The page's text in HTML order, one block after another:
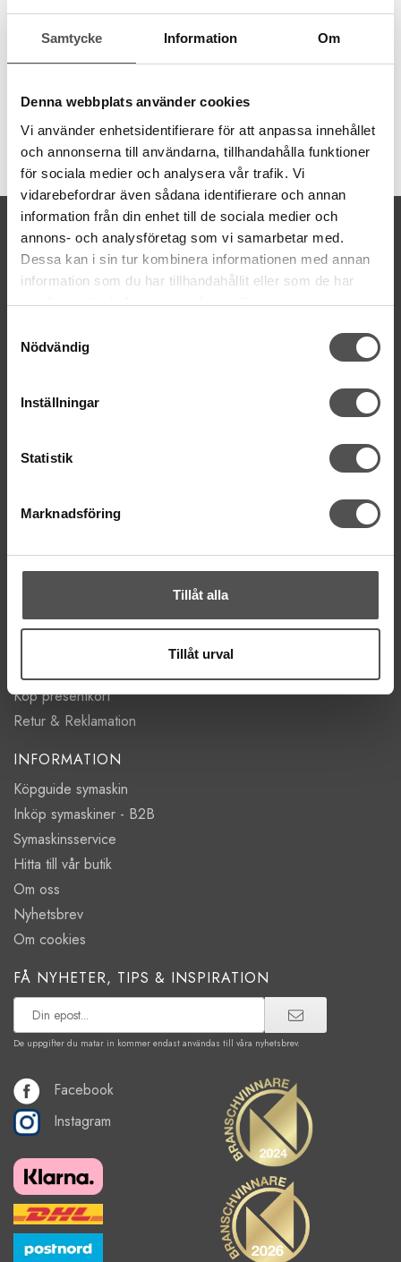
Samtycke Information Om
Denna webbplats använder cookies
Vi använder enhetsidentifierare för att anpassa innehållet
och annonserna till användarna, tillhandahålla funktioner
för sociala medier och analysera vår trafik. Vi
vidarebefordrar även sådana identifierare och annan
information från din enhet till de sociala medier och
annons- och analysföretag som vi samarbetar med.
Dessa kan i sin tur kombinera informationen med annan
information som du har tillhandahållit eller som de har
samlat in när du har använt deras tjänster.
Nödvändig
Inställningar
Statistik
Marknadsföring
Tillåt alla
Tillåt urval
Tryckknappar i metall 7 mm svart
Artikelnummer:
H4217000
KONTAKTA OSS
kontakt@symaskinsboden.se
Mailsvar inom 24 timmar
ÖPPETTIDER
Lörd Stängt Juli-Aug
© Copyrightskyddat material på sidan. Se
HANDLA
Kontakta oss
Köp presentkort
Retur & Reklamation
INFORMATION
Köpguide symaskin
Inköp symaskiner - B2B
Symaskinsservice
Hitta till vår butik
Om oss
Nyhetsbrev
Om cookies
FÅ NYHETER, TIPS & INSPIRATION
De uppgifter du matar in kommer endast användas till våra nyhetsbrev.
Facebook
Instagram